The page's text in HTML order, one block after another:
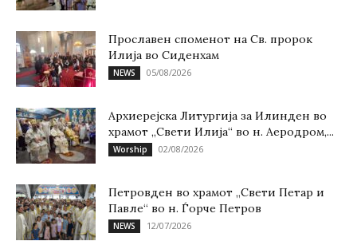
Прославен споменот на Св. пророк
Илија во Сиденхам
NEWS 05/08/2026
Архиерејска Литургија за Илинден во
храмот „Свети Илија“ во н. Аеродром,...
Worship 02/08/2026
Петровден во храмот „Свети Петар и
Павле“ во н. Ѓорче Петров
NEWS 12/07/2026